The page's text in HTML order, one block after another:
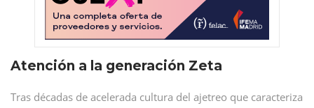
Atención a la generación Zeta
Tras décadas de acelerada cultura del ajetreo que caracteriza